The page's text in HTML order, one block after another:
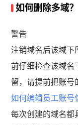
如何删除多域？
警告
注销域名后该域下
前仔细检查该域名
留，请提前把账号
如何编辑员工账号
每次创建的域名都